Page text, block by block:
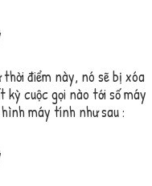
điểm này, nó sẽ bị xóa
cuộc gọi nào tới số máy
máy tính như sau :